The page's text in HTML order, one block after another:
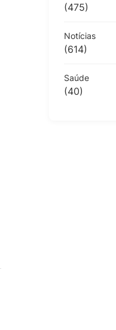
(475)
Notícias
(614)
Saúde
(40)